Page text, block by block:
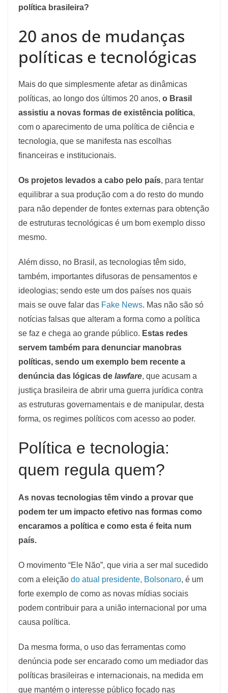
política brasileira?
20 anos de mudanças
políticas e tecnológicas
Mais do que simplesmente afetar as dinâmicas
políticas, ao longo dos últimos 20 anos, o Brasil
assistiu a novas formas de existência política,
com o aparecimento de uma política de ciência e
tecnologia, que se manifesta nas escolhas
financeiras e institucionais.
Os projetos levados a cabo pelo país, para tentar
equilibrar a sua produção com a do resto do mundo
para não depender de fontes externas para obtenção
de estruturas tecnológicas é um bom exemplo disso
mesmo.
Além disso, no Brasil, as tecnologias têm sido,
também, importantes difusoras de pensamentos e
ideologias; sendo este um dos países nos quais
mais se ouve falar das Fake News. Mas não são só
notícias falsas que alteram a forma como a política
se faz e chega ao grande público. Estas redes
servem também para denunciar manobras
políticas, sendo um exemplo bem recente a
denúncia das lógicas de lawfare, que acusam a
justiça brasileira de abrir uma guerra jurídica contra
as estruturas governamentais e de manipular, desta
forma, os regimes políticos com acesso ao poder.
Política e tecnologia:
quem regula quem?
As novas tecnologias têm vindo a provar que
podem ter um impacto efetivo nas formas como
encaramos a política e como esta é feita num
país.
O movimento “Ele Não”, que viria a ser mal sucedido
com a eleição do atual presidente, Bolsonaro, é um
forte exemplo de como as novas mídias sociais
podem contribuir para a união internacional por uma
causa política.
Da mesma forma, o uso das ferramentas como
denúncia pode ser encarado como um mediador das
políticas brasileiras e internacionais, na medida em
que mantém o interesse público focado nas